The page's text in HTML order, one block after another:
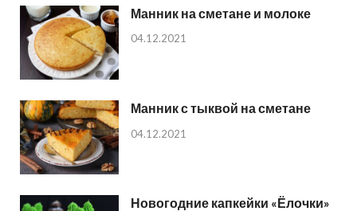
Манник на сметане и молоке
04.12.2021
Манник с тыквой на сметане
04.12.2021
Новогодние капкейки «Ёлочки»